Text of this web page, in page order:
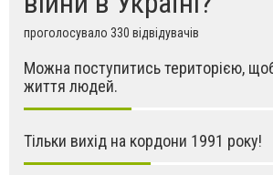
проголосувало 330 відвідувачів
Можна поступитись територією,
життя людей.
Тільки вихід на кордони 1991 року!